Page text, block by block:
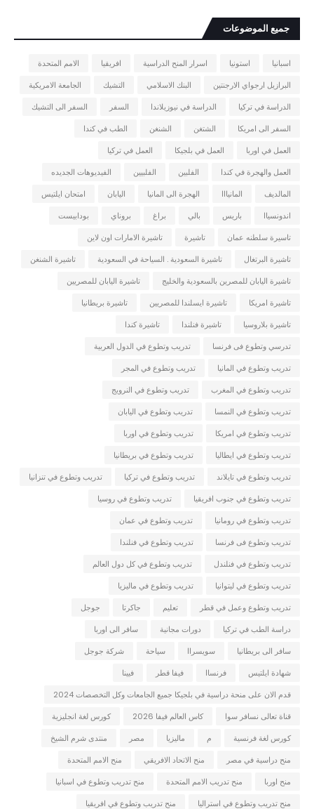
جميع الموضوعات
اسبانيا استونيا اسرار المنح الدراسية افريقيا
الامم المتحدة
البرازيل ارجواي الارجنتين
البنك الاسلامي التشيك
الجامعة الامريكية
الدراسة في تركيا
الدراسة في نيوزيلاندا السفر
السفر الى التشيك
السفر الى امريكا
الشتغن الشنغن
الطب في كندا
العمل في اوربا
العمل في بلجيكا
العمل في تركيا
العمل والهجرة في كندا
الفلبين الفلبيين
الفيديوهات الجديده
المالديف
المانيااا الهجرة الى المانيا اليابان
امتحان ايلتيس
اندونسياا
باريس بالي براغ بروناي
بودابيست
تاسيرة سلطنه عمان
تاشيرة
تاشيرة الامارات اون لاين
تاشيرة البرتغال
تاشيرة السعودية . السياحة في السعودية
تاشيرة الشنغن
تاشيرة اليابان للمصرين بالسعودية والخليج
تاشيرة اليابان للمصريين
تاشيرة امريكا
تاشيرة ايسلندا للمصريين
تاشيرة بريطانيا
تاشيرة بلاروسيا
تاشيرة فنلندا
تاشيرة كندا
تدرسي وتطوع فى فرنسا
تدريب وتطوع في الدول العربية
تدريب وتطوع في المانيا
تدريب وتطوع في المجر
تدريب وتطوع في المغرب
تدريب وتطوع في النرويج
تدريب وتطوع في النمسا
تدريب وتطوع في اليابان
تدريب وتطوع في امريكا
تدريب وتطوع في اوربا
تدريب وتطوع في ايطاليا
تدريب وتطوع في بريطانيا
تدريب وتطوع في تايلاند
تدريب وتطوع في تركيا
تدريب وتطوع في تنزانيا
تدريب وتطوع في جنوب افريقيا
تدريب وتطوع في روسيا
تدريب وتطوع في رومانيا
تدريب وتطوع في عمان
تدريب وتطوع فى فرنسا
تدريب وتطوع في فنلندا
تدريب وتطوع في فنلندل
تدريب وتطوع في كل دول العالم
تدريب وتطوع في ليتوانيا
تدريب وتطوع في ماليزيا
تدريب وتطوع وعمل في قطر
تعليم جاكرتا
جوجل
دراسة الطب في تركيا
دورات مجانية
سافر الى اوربا
سافر الى بريطانيا
سويسراا سياحة
شركة جوجل
شهادة ايلتيس
فرنساا فيفا قطر
فيينا
قدم الان على منحة دراسية في بلجيكا جميع الجامعات وكل التخصصات 2024
قناة تعالى نسافر سوا
كاس العالم فيفا 2026
كورس لغة انجليزية
كورس لغة فرنسية
م ماليزيا مصر
منتدى شرم الشيخ
منح دراسية في مصر
منح الاتحاد الافريقي
منح الامم المتحدة
منح اوربا
منح تدريب الامم المتحدة
منح تدريب وتطوع في اسبانيا
منح تدريب وتطوع في استراليا
منح تدريب وتطوع في افريقيا